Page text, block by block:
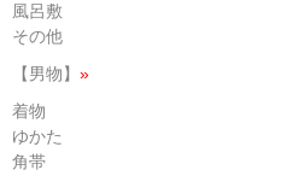
風呂敷
その他
【男物】 »
着物
ゆかた
角帯